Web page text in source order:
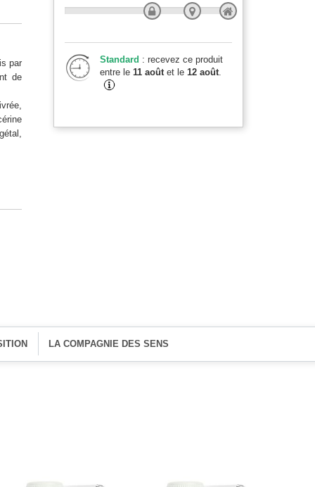
par
de
Standard : recevez ce produit
entre le 11 aoûtet le 12 août.
LA COMPAGNIE DES SENS